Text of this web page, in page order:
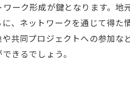
積極的な活動参加
での不動産教育の利点
軟なカリキュラム
応するためのスキル
ーク形成が鍵となります。
、ネットワークを通じて得
共同プロジェクトへの参加な
きるでしょう。